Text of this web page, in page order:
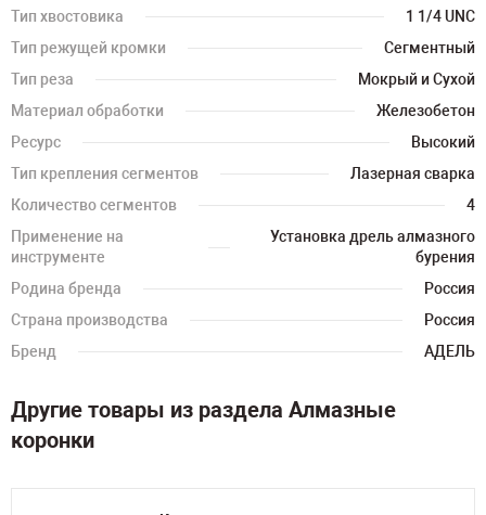
Тип хвостовика
1 1/4 UNC
Тип режущей кромки
Сегментный
Тип реза
Мокрый и Сухой
Материал обработки
Железобетон
Ресурс
Высокий
Тип крепления сегментов
Лазерная сварка
Количество сегментов
4
Применение на
инструменте
Установка дрель алмазного
бурения
Родина бренда
Россия
Страна производства
Россия
Бренд
АДЕЛЬ
Другие товары из раздела Алмазные
коронки